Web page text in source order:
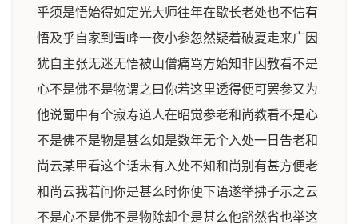
乎须是悟始得如定光大师往年在歇长老处也不信有
悟及乎自家到雪峰一夜小参忽然疑着破夏走来广因
犹自主张无迷无悟被山僧痛骂方始知非因教看不是
心不是佛不是物谓之曰你若这里透得便可罢参又为
他说蜀中有个寂寿道人在昭觉参老和尚教看不是心
不是佛不是物是甚么如是数年无个入处一日告老和
尚云某甲看这个话未有入处不知和尚别有甚方便老
和尚云我若问你是甚么时你便下语遂举拂子示之云
不是心不是佛不是物除却个是甚么他豁然省也举这